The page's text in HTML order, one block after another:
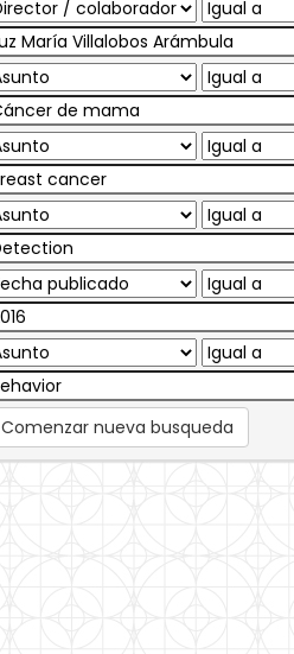
Comenzar nueva busqueda